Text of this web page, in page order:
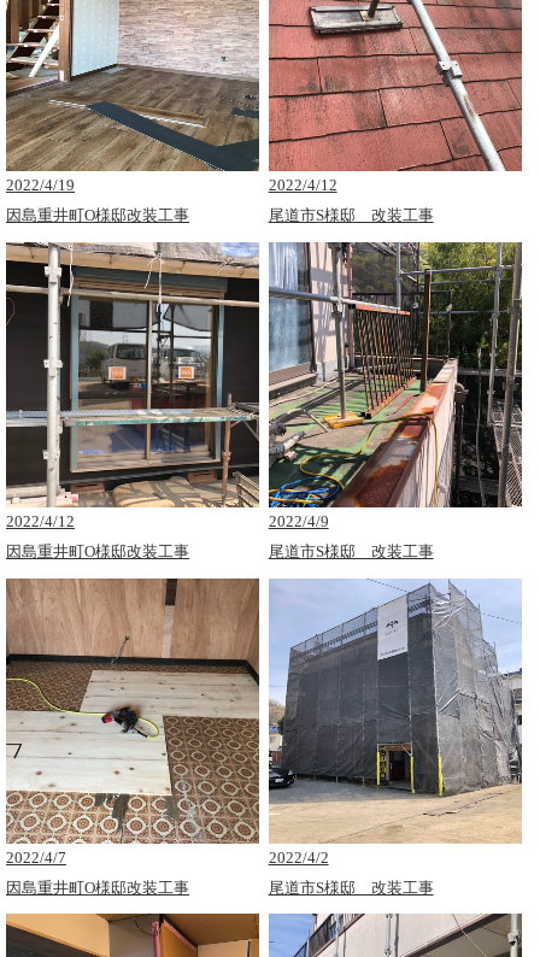
2022/4/19
因島重井町O様邸改装工事
2022/4/12
尾道市S様邸 改装工事
2022/4/12
因島重井町O様邸改装工事
2022/4/9
尾道市S様邸 改装工事
2022/4/7
因島重井町O様邸改装工事
2022/4/2
尾道市S様邸 改装工事